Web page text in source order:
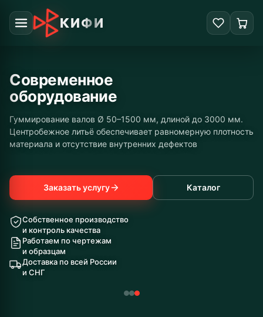
КИФИ
Современное
оборудование
Гуммирование валов Ø 50–1500 мм, длиной до 3000 мм.
Центробежное литьё обеспечивает равномерную плотность
материала и отсутствие внутренних дефектов
Заказать услугу Каталог
Собственное производство
и контроль качества
Работаем по чертежам
и образцам
Доставка по всей России
и СНГ